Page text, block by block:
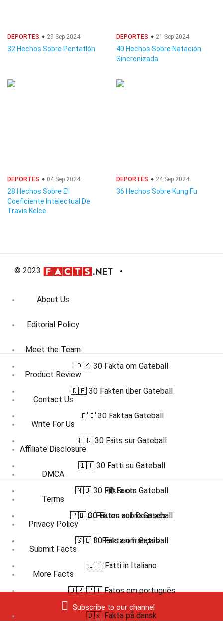
DEPORTES 29 Sep 2024
32 Hechos Sobre Pentatlón
DEPORTES 21 Sep 2024
40 Hechos Sobre Natación
Sincronizada
DEPORTES 04 Sep 2024
28 Hechos Sobre El
Coeficiente Intelectual De
Travis Kelce
DEPORTES 24 Sep 2024
36 Hechos Sobre Kung Fu
© 2023
About Us
Editorial Policy
Meet the Team
Product Review
Contact Us
Write For Us
Affiliate Disclosure
DMCA
Terms
Privacy Policy
Submit Facts
More Facts
Subscribe to our channel
🇩🇰 30 Fakta om Gateball
🇩🇪 30 Fakten über Gateball
🇫🇮 30 Faktaa Gateball
🇫🇷 30 Faits sur Gateball
🇮🇹 30 Fatti su Gateball
🇳🇴 30 Fakta om Gateball
🇵🇹 30 Fatos sobre Gateball
🇸🇪 30 Fakta om Gateball
🌍 Facts
🇩🇪 Fakten auf Deutsch
🇫🇷 Faits en français
🇮🇹 Fatti in Italiano
🇧🇷 🇵🇹 Fatos em português
🇩🇰 Fakta på dansk